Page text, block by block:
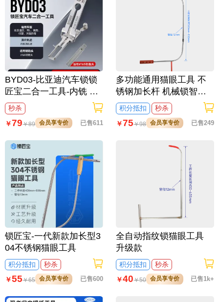
BYD03-比亚迪汽车锁锁
匠宝二合一工具-内铣 适
用比亚迪汉/宋L/腾势/仰
望/方程豹等
秒杀
￥79￥89 会员享专价 已售611
锁匠宝-一代新款加长型3
04不锈钢猫眼工具
积分抵扣
秒杀
￥55￥65 会员享专价 已售600
多功能通用猫眼工具 不
锈钢加长杆 机械锁智能
锁通用
积分抵扣
秒杀
￥75￥98 会员享专价 已售249
全自动指纹锁猫眼工具
升级款
积分抵扣
秒杀
￥40￥50 会员享专价 已售1k+